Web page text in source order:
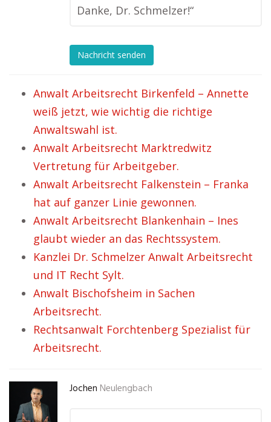
Danke, Dr. Schmelzer!“
Nachricht senden
Anwalt Arbeitsrecht Birkenfeld – Annette
weiß jetzt, wie wichtig die richtige
Anwaltswahl ist.
Anwalt Arbeitsrecht Marktredwitz
Vertretung für Arbeitgeber.
Anwalt Arbeitsrecht Falkenstein – Franka
hat auf ganzer Linie gewonnen.
Anwalt Arbeitsrecht Blankenhain – Ines
glaubt wieder an das Rechtssystem.
Kanzlei Dr. Schmelzer Anwalt Arbeitsrecht
und IT Recht Sylt.
Anwalt Bischofsheim in Sachen
Arbeitsrecht.
Rechtsanwalt Forchtenberg Spezialist für
Arbeitsrecht.
Jochen Neulengbach